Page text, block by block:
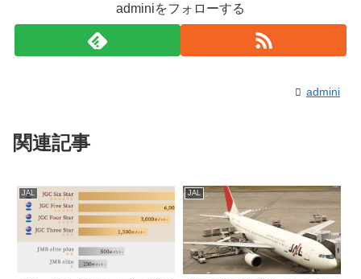
adminiをフォローする
admini
関連記事
JAL JAL